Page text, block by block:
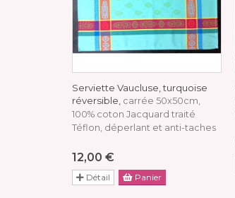
Serviette Vaucluse, turquoise
réversible, carrée 50x50cm,
100% coton Jacquard traité
Téflon, déperlant et anti-taches
12,00 €
Détail Panier